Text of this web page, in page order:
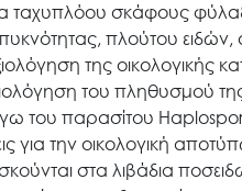
σκάφους
πλούτου ειδών,
της οικολογικής
του πληθυσμού
του παρασίτου
για την οικολογική
στα λιβάδια